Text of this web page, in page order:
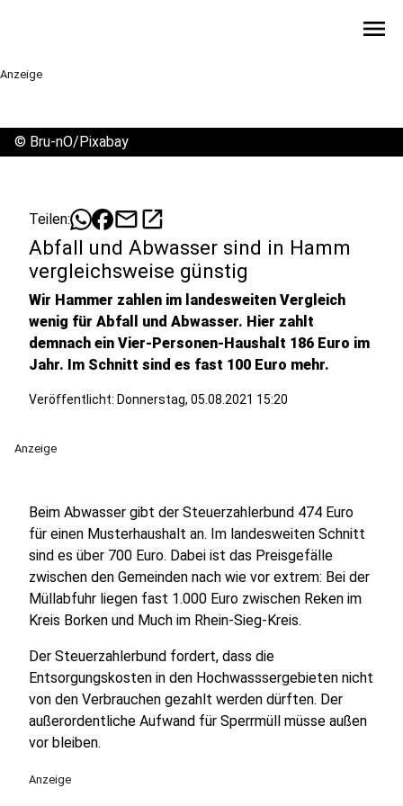
menu
Anzeige
© Bru-nO/Pixabay
Teilen: mailopen_in_new
Abfall und Abwasser sind in Hamm
vergleichsweise günstig
Wir Hammer zahlen im landesweiten Vergleich
wenig für Abfall und Abwasser. Hier zahlt
demnach ein Vier-Personen-Haushalt 186 Euro im
Jahr. Im Schnitt sind es fast 100 Euro mehr.
Veröffentlicht: Donnerstag, 05.08.2021 15:20
Anzeige
Beim Abwasser gibt der Steuerzahlerbund 474 Euro
für einen Musterhaushalt an. Im landesweiten Schnitt
sind es über 700 Euro. Dabei ist das Preisgefälle
zwischen den Gemeinden nach wie vor extrem: Bei der
Müllabfuhr liegen fast 1.000 Euro zwischen Reken im
Kreis Borken und Much im Rhein-Sieg-Kreis.
Der Steuerzahlerbund fordert, dass die
Entsorgungskosten in den Hochwasssergebieten nicht
von den Verbrauchen gezahlt werden dürften. Der
außerordentliche Aufwand für Sperrmüll müsse außen
vor bleiben.
Anzeige